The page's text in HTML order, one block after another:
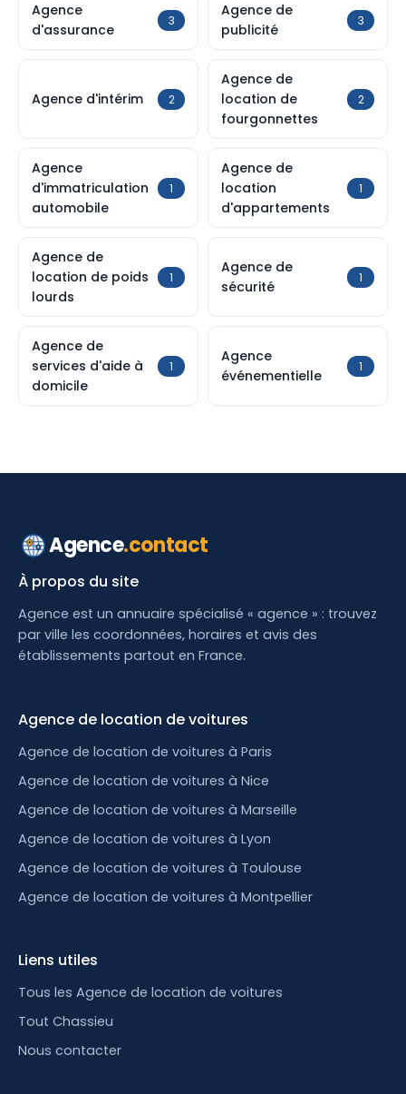
Agence
d'assurance
3
Agence de
publicité
3
Agence d'intérim 2
Agence de
location de
fourgonnettes
2
Agence
d'immatriculation
automobile
1
Agence de
location
d'appartements
1
Agence de
location de poids
lourds
1
Agence de
sécurité
1
Agence de
services d'aide à
domicile
1
Agence
événementielle
1
Agence.contact
À propos du site
Agence est un annuaire spécialisé « agence » : trouvez
par ville les coordonnées, horaires et avis des
établissements partout en France.
Agence de location de voitures
Agence de location de voitures à Paris
Agence de location de voitures à Nice
Agence de location de voitures à Marseille
Agence de location de voitures à Lyon
Agence de location de voitures à Toulouse
Agence de location de voitures à Montpellier
Liens utiles
Tous les Agence de location de voitures
Tout Chassieu
Nous contacter